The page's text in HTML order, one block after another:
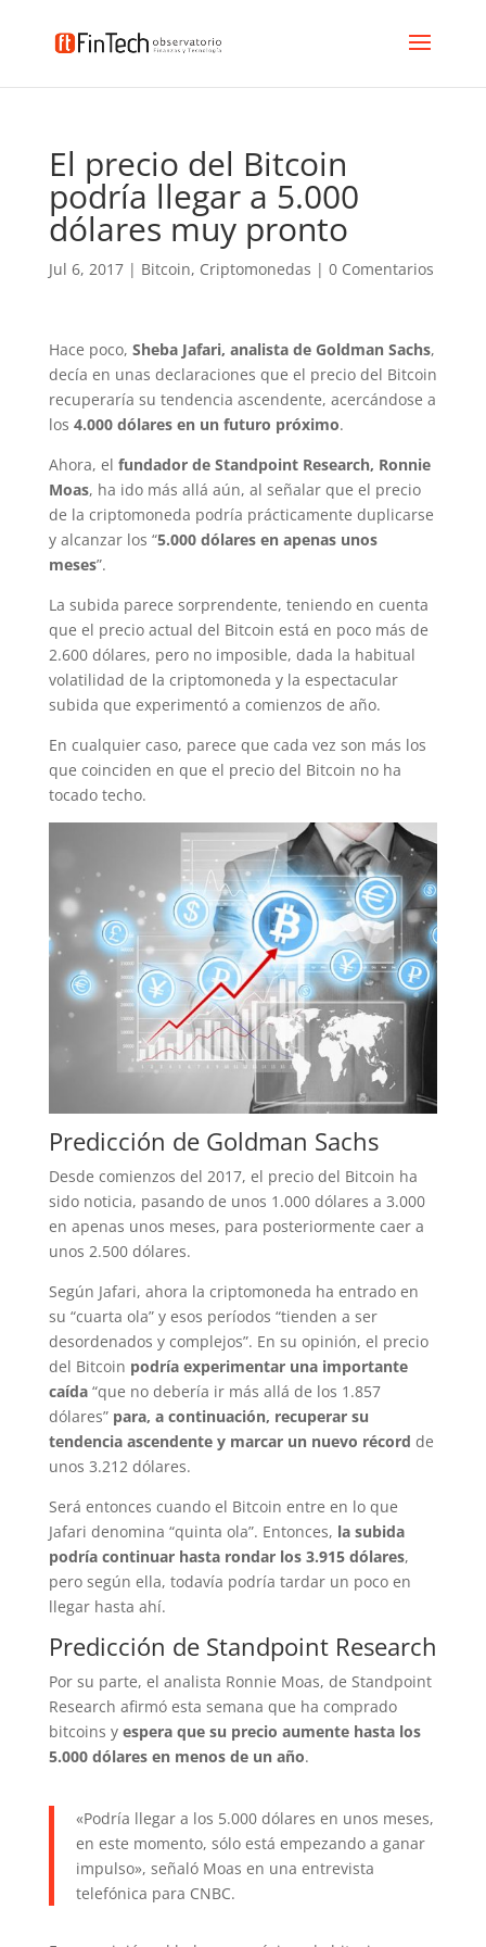
El precio del Bitcoin
podría llegar a 5.000
dólares muy pronto
Jul 6, 2017| Bitcoin, Criptomonedas | 0 Comentarios
Hace poco, Sheba Jafari, analista de Goldman Sachs,
decía en unas declaraciones que el precio del Bitcoin
recuperaría su tendencia ascendente, acercándose a
los 4.000 dólares en un futuro próximo.
Ahora, el fundador de Standpoint Research, Ronnie
Moas, ha ido más allá aún, al señalar que el precio
de la criptomoneda podría prácticamente duplicarse
y alcanzar los “5.000 dólares en apenas unos
meses”.
La subida parece sorprendente, teniendo en cuenta
que el precio actual del Bitcoin está en poco más de
2.600 dólares, pero no imposible, dada la habitual
volatilidad de la criptomoneda y la espectacular
subida que experimentó a comienzos de año.
En cualquier caso, parece que cada vez son más los
que coinciden en que el precio del Bitcoin no ha
tocado techo.
Predicción de Goldman Sachs
Desde comienzos del 2017, el precio del Bitcoin ha
sido noticia, pasando de unos 1.000 dólares a 3.000
en apenas unos meses, para posteriormente caer a
unos 2.500 dólares.
Según Jafari, ahora la criptomoneda ha entrado en
su “cuarta ola” y esos períodos “tienden a ser
desordenados y complejos”. En su opinión, el precio
del Bitcoin podría experimentar una importante
caída“que no debería ir más allá de los 1.857
dólares”para, a continuación, recuperar su
tendencia ascendente y marcar un nuevo récord de
unos 3.212 dólares.
Será entonces cuando el Bitcoin entre en lo que
Jafari denomina “quinta ola”. Entonces, la subida
podría continuar hasta rondar los 3.915 dólares,
pero según ella, todavía podría tardar un poco en
llegar hasta ahí.
Predicción de Standpoint Research
Por su parte, el analista Ronnie Moas, de Standpoint
Research afirmó esta semana que ha comprado
bitcoins y espera que su precio aumente hasta los
5.000 dólares en menos de un año.
«Podría llegar a los 5.000 dólares en unos meses,
en este momento, sólo está empezando a ganar
impulso», señaló Moas en una entrevista
telefónica para CNBC.